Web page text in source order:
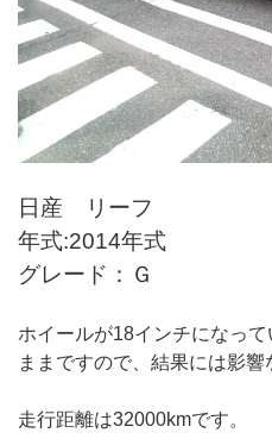
日産 リーフ
年式:2014年式
グレード：Ｇ
ホイールが18インチになっ
ままですので、結果には影響
走行距離は32000kmです。